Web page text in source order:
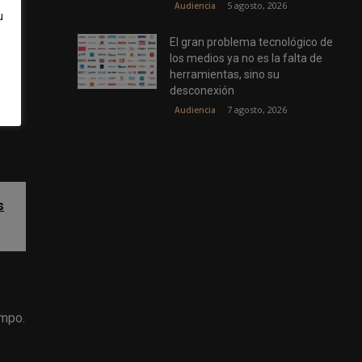
Audiencia 5 agosto, 2026
El gran problema tecnológico de
los medios ya no es la falta de
herramientas, sino su
desconexión
Audiencia 7 agosto, 2026